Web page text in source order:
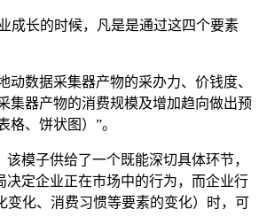
成长的时候，凡是是通过这四个要素
数据采集器产物的采办力、价钱度、
集器产物的消费规模及增加趋向做出预
、饼状图）”。
模子供给了一个既能深切具体环节，
决定企业正在市场中的行为，而企业行
变化、消费习惯等要素的变化）时，可